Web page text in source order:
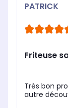
PATRICK
Friteuse
Très bon
autre